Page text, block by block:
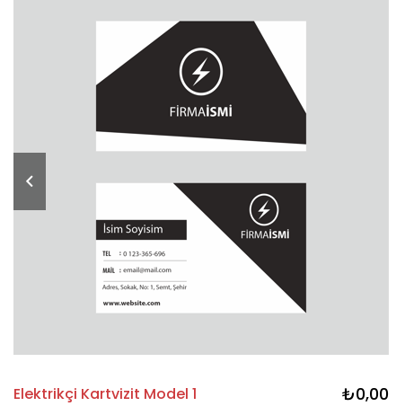
Elektrikçi Kartvizit Model 1 ₺0,00